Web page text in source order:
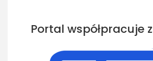
Portal współpracuje